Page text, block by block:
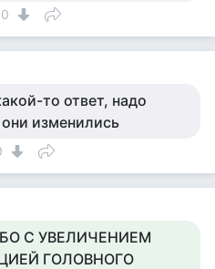
0
то ответ, надо
изменились
С УВЕЛИЧЕНИЕМ
ГОЛОВНОГО